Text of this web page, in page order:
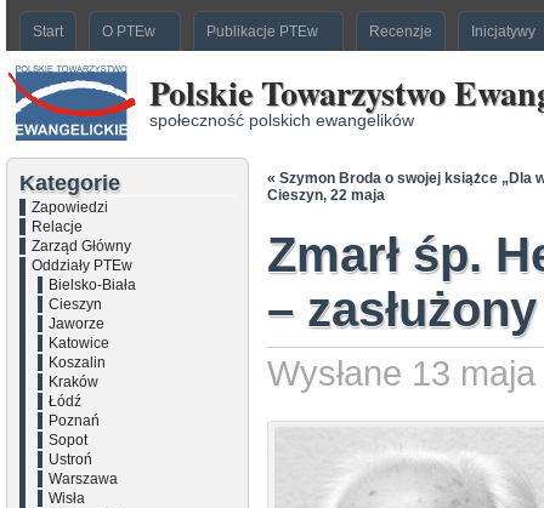
Start O PTEw Publikacje PTEw Recenzje Inicjatywy
Polskie Towarzystwo
społeczność polskich ewangelików
Kategorie
Zapowiedzi
Relacje
Zarząd Główny
Oddziały PTEw
Bielsko-Biała
Cieszyn
Jaworze
Katowice
Koszalin
Kraków
Łódź
Poznań
Sopot
Ustroń
Warszawa
Wisła
« Szymon Broda o swojej książce „Dla
Cieszyn, 22 maja
Zmarł śp.
–
Wysłane 13